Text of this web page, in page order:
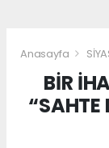
Anasayfa
BİR
“SAHTE